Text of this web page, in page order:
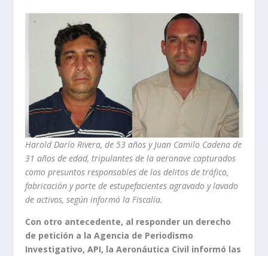
Harold Darío Rivera, de 53 años y Juan Camilo Cadena de
31 años de edad, tripulantes de la aeronave capturados
como presuntos responsables de los delitos de tráfico,
fabricación y porte de estupefacientes agravado y lavado
de activos, según informó la Fiscalía.
Con otro antecedente, al responder un derecho
de petición a la Agencia de Periodismo
Investigativo, API, la Aeronáutica Civil informó las